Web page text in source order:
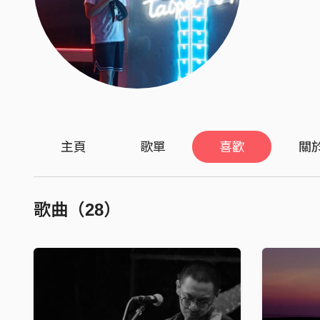
主頁 歌單 喜歡 關
歌曲（28）